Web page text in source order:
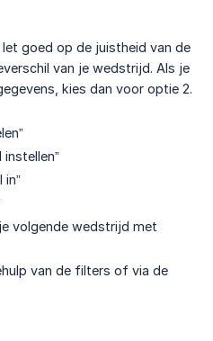
let goed op de juistheid van de
van je wedstrijd. Als je
kies dan voor optie 2.
instellen”
in”
volgende wedstrijd met
van de filters of via de